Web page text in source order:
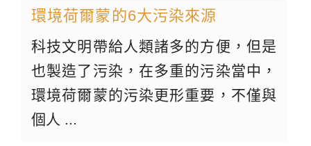
環境荷爾蒙的6大污染來源
科技文明帶給人類諸多的方便，但是
也製造了污染，在多重的污染當中，
環境荷爾蒙的污染更形重要，不僅與
個人 ...